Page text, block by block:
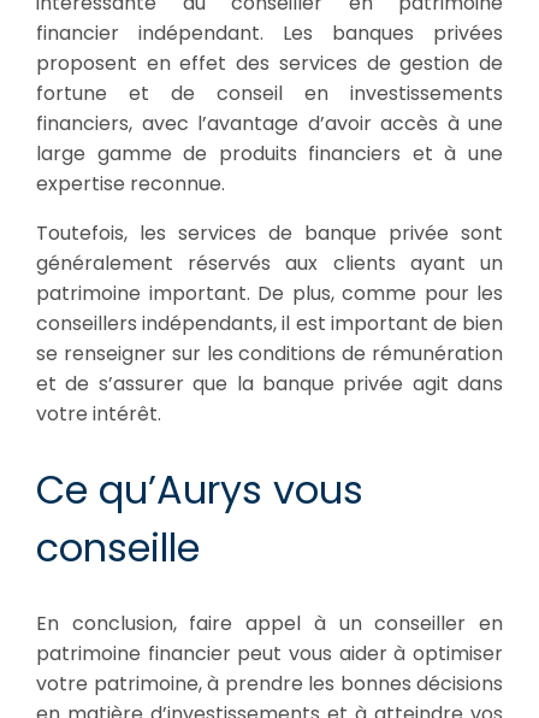
financier indépendant. Les banques privées
proposent en effet des services de gestion de
fortune et de conseil en investissements
financiers, avec l’avantage d’avoir accès à une
large gamme de produits financiers et à une
expertise reconnue.
Toutefois, les services de banque privée sont
généralement réservés aux clients ayant un
patrimoine important. De plus, comme pour les
conseillers indépendants, il est important de bien
se renseigner sur les conditions de rémunération
et de s’assurer que la banque privée agit dans
votre intérêt.
Ce qu’Aurys vous
conseille
En conclusion, faire appel à un conseiller en
patrimoine financier peut vous aider à optimiser
votre patrimoine, à prendre les bonnes décisions